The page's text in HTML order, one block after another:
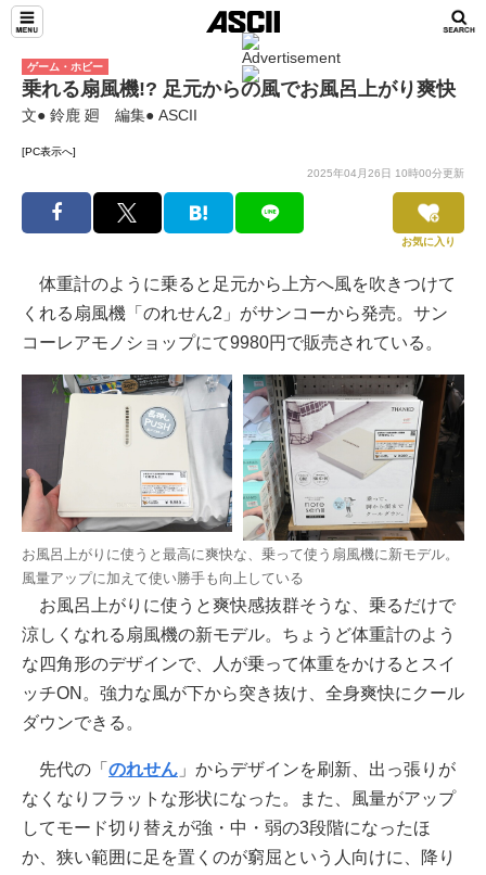
ゲーム・ホビー
乗れる扇風機!? 足元からの風でお風呂上がり爽快
文● 鈴鹿 廻 編集● ASCII
[PC表示へ]
2025年04月26日 10時00分更新
お気に入り
体重計のように乗ると足元から上方へ風を吹きつけて
くれる扇風機「のれせん2」がサンコーから発売。サン
コーレアモノショップにて9980円で販売されている。
お風呂上がりに使うと最高に爽快な、乗って使う扇風機に新モデル。
風量アップに加えて使い勝手も向上している
お風呂上がりに使うと爽快感抜群そうな、乗るだけで
涼しくなれる扇風機の新モデル。ちょうど体重計のよう
な四角形のデザインで、人が乗って体重をかけるとスイ
ッチON。強力な風が下から突き抜け、全身爽快にクール
ダウンできる。
先代の「 のれせん 」からデザインを刷新、出っ張りが
なくなりフラットな形状になった。また、風量がアップ
してモード切り替えが強・中・弱の3段階になったほ
か、狭い範囲に足を置くのが窮屈という人向けに、降り